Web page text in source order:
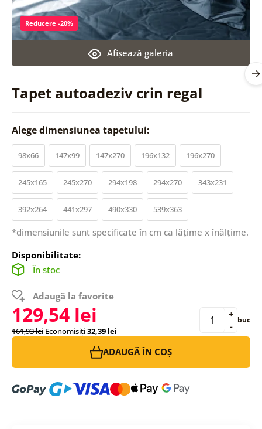
Tapet autoadeziv crin regal
Afişează galeria
Reducere -20%
Alege dimensiunea tapetului:
98x66 147x99 147x270 196x132 196x270
245x165 245x270 294x198 294x270 343x231
392x264 441x297 490x330 539x363
*dimensiunile sunt specificate în cm ca lățime x înălțime.
Disponibilitate:
În stoc
Adaugă la favorite
129,54 lei
161,93 lei Economisiți32,39 lei -
+ buc
ADAUGĂ ÎN COȘ